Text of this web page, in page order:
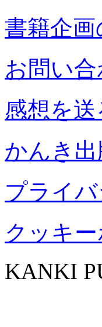
書籍企
お問い
感想を送
かんき出
プライ
クッキ
KANKI